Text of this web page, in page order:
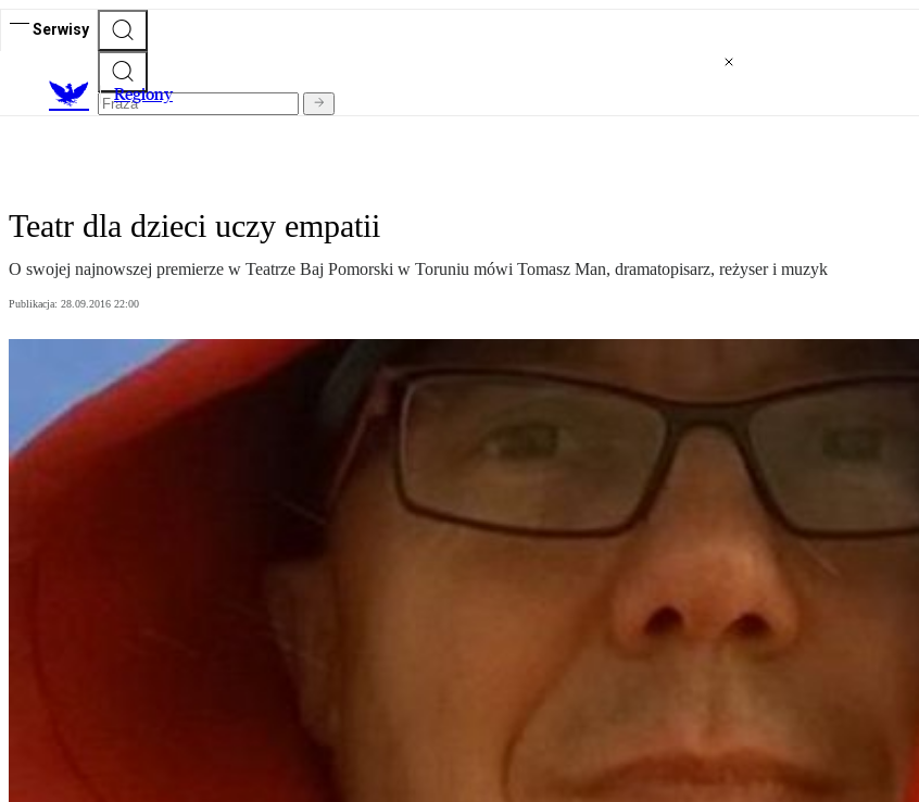
Serwisy
Regiony
Teatr dla dzieci uczy empatii
O swojej najnowszej premierze w Teatrze Baj Pomorski w Toruniu mówi Tomasz Man, dramatopisarz, reżyser i muzyk
Publikacja: 28.09.2016 22:00